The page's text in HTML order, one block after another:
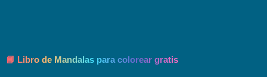
📘 Libro de Mandalas para colorear gratis